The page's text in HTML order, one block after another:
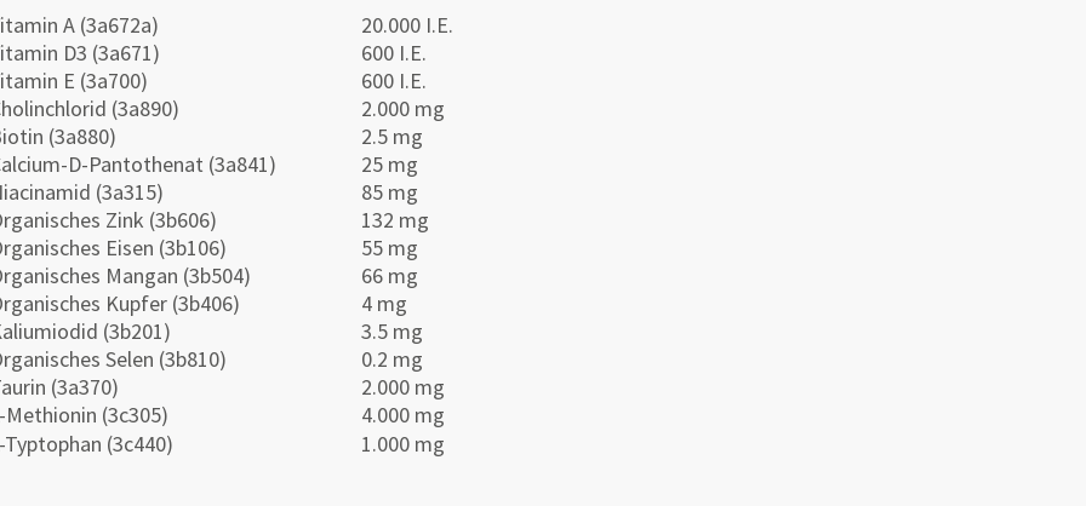
A (3a672a)
20.000 I.E.
D3 (3a671)
600 I.E.
E (3a700)
600 I.E.
(3a890)
2.000 mg
(3a880)
2.5 mg
D-Pantothenat (3a841)
25 mg
(3a315)
85 mg
Zink (3b606)
132 mg
Eisen (3b106)
55 mg
Mangan (3b504)
66 mg
Kupfer (3b406)
4 mg
(3b201)
3.5 mg
Selen (3b810)
0.2 mg
(3a370)
2.000 mg
Methionin (3c305)
4.000 mg
Typtophan (3c440)
1.000 mg